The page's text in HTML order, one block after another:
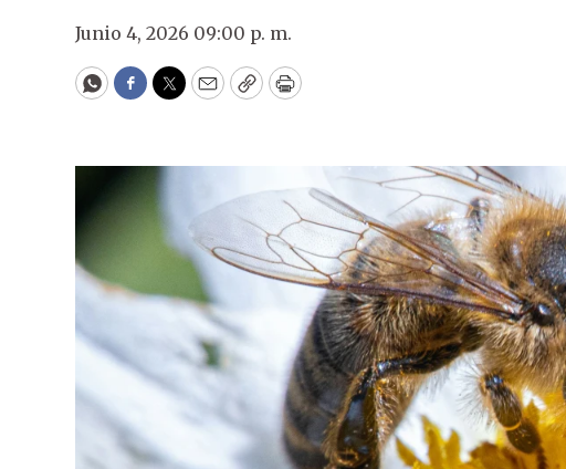
Junio 4, 2026 09:00 p. m.
WhatsApp
Facebook
Twitter
EmailCopyPrint